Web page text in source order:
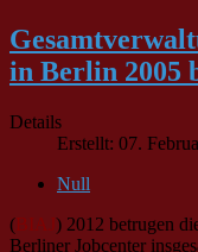
in Berlin 2005
Details
Erstellt: 07.
Null
(BIAJ) 2012 betrugen
Berliner Jobcenter